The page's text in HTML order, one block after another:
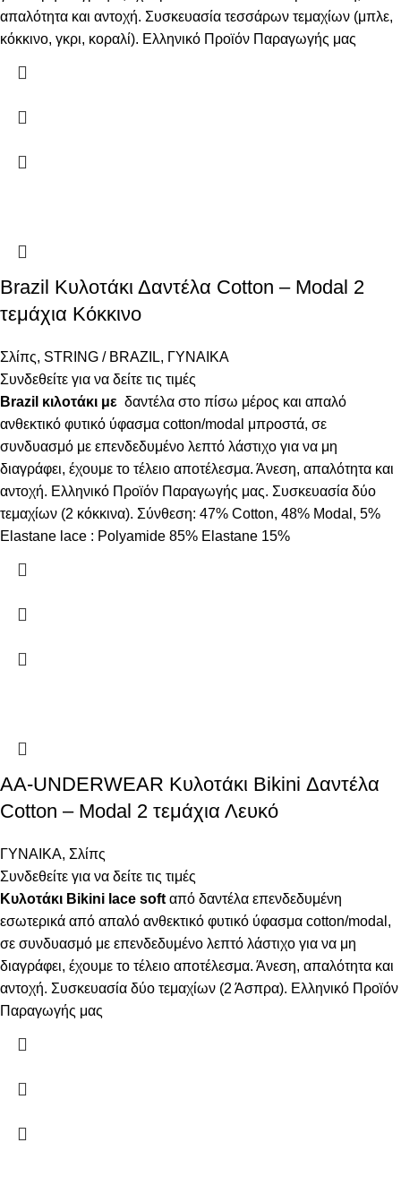
απαλότητα και αντοχή. Συσκευασία τεσσάρων τεμαχίων (μπλε,
κόκκινο, γκρι, κοραλί). Ελληνικό Προϊόν Παραγωγής μας
Brazil Κυλοτάκι Δαντέλα Cotton – Modal 2
τεμάχια Κόκκινο
Σλίπς, STRING / BRAZIL, ΓΥΝΑΙΚΑ
Συνδεθείτε για να δείτε τις τιμές
Brazil κιλοτάκι με δαντέλα στο πίσω μέρος και απαλό
ανθεκτικό φυτικό ύφασμα cotton/modal μπροστά, σε
συνδυασμό με επενδεδυμένο λεπτό λάστιχο για να μη
διαγράφει, έχουμε το τέλειο αποτέλεσμα. Άνεση, απαλότητα και
αντοχή. Ελληνικό Προϊόν Παραγωγής μας. Συσκευασία δύο
τεμαχίων (2 κόκκινα). Σύνθεση: 47% Cotton, 48% Modal, 5%
Elastane lace : Polyamide 85% Elastane 15%
AA-UNDERWEAR Κυλοτάκι Bikini Δαντέλα
Cotton – Modal 2 τεμάχια Λευκό
ΓΥΝΑΙΚΑ, Σλίπς
Συνδεθείτε για να δείτε τις τιμές
Κυλοτάκι Bikini lace soft από δαντέλα επενδεδυμένη
εσωτερικά από απαλό ανθεκτικό φυτικό ύφασμα cotton/modal,
σε συνδυασμό με επενδεδυμένο λεπτό λάστιχο για να μη
διαγράφει, έχουμε το τέλειο αποτέλεσμα. Άνεση, απαλότητα και
αντοχή. Συσκευασία δύο τεμαχίων (2 Άσπρα). Ελληνικό Προϊόν
Παραγωγής μας